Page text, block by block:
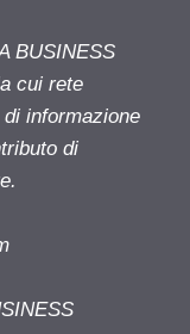
BUSINESS
cui rete
informazione
di